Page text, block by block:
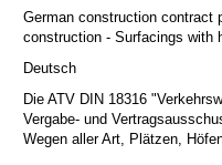
German construction contract
construction - Surfacings with
Deutsch
Die ATV DIN 18316
Vergabe- und
Wegen aller Art, Plätzen,